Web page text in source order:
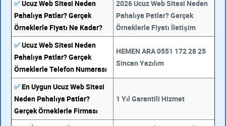
✅Ucuz Web Sitesi Neden
Pahalıya Patlar? Gerçek
Örneklerle Fiyatı Ne Kadar?
2026 Ucuz Web Sitesi Neden
Pahalıya Patlar? Gerçek
Örneklerle Fiyatı İletişim
✅Ucuz Web Sitesi Neden
Pahalıya Patlar? Gerçek
Örneklerle Telefon Numarası
HEMEN ARA 0551 172 28 25
Sincan Yazılım
✅En Uygun Ucuz Web Sitesi
Neden Pahalıya Patlar?
Gerçek Örneklerle Firması
1 Yıl Garantili Hizmet